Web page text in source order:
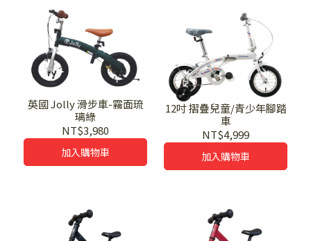
英國 Jolly 滑步車-霧面琉
璃綠
NT$3,980
加入購物車
12吋 摺疊兒童/青少年腳踏
車
NT$4,999
加入購物車